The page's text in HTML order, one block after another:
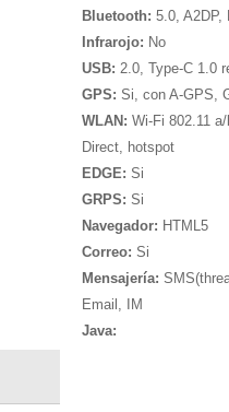
Bluetooth: 5.0, A2DP,
Infrarojo: No
USB: 2.0, Type-C 1.0
GPS: Si, con A-GPS,
WLAN: Wi-Fi 802.11
Direct, hotspot
EDGE: Si
GRPS: Si
Navegador: HTML5
Correo: Si
Mensajería:
Email, IM
Java: